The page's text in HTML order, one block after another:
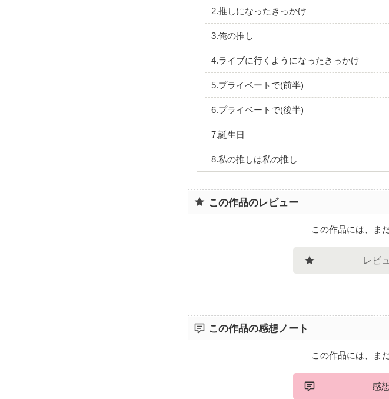
2.推しになったきっかけ
3.俺の推し
4.ライブに行くようになったきっかけ
5.プライベートで(前半)
6.プライベートで(後半)
7.誕生日
8.私の推しは私の推し
この作品のレビュー
この作品には、ま
レビ
この作品の感想ノート
この作品には、ま
感